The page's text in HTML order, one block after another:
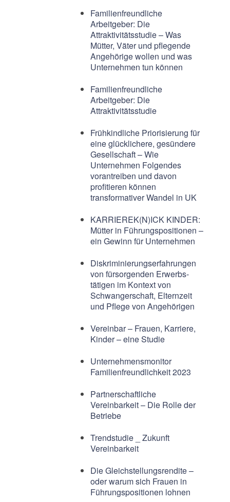
Familienfreundliche
Arbeitgeber: Die
Attraktivitätsstudie – Was
Mütter, Väter und pflegende
Angehörige wollen und was
Unternehmen tun können
Familienfreundliche
Arbeitgeber: Die
Attraktivitätsstudie
Frühkindliche Priorisierung für
eine glücklichere, gesündere
Gesellschaft – Wie
Unternehmen Folgendes
vorantreiben und davon
profitieren können
transformativer Wandel in UK
KARRIEREK(N)ICK KINDER:
Mütter in Führungspositionen –
ein Gewinn für Unternehmen
Diskriminierungserfahrungen
von fürsorgenden Erwerbs-
tätigen im Kontext von
Schwangerschaft, Elternzeit
und Pflege von Angehörigen
Vereinbar – Frauen, Karriere,
Kinder – eine Studie
Unternehmensmonitor
Familienfreundlichkeit 2023
Partnerschaftliche
Vereinbarkeit – Die Rolle der
Betriebe
Trendstudie _ Zukunft
Vereinbarkeit
Die Gleichstellungsrendite –
oder warum sich Frauen in
Führungspositionen lohnen